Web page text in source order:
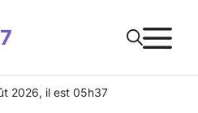
2026, il est 05h37